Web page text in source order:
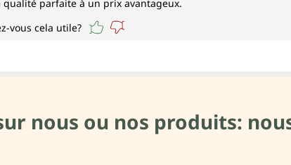
parfaite à un prix avantageux.
vous cela utile?
nous ou nos produits: